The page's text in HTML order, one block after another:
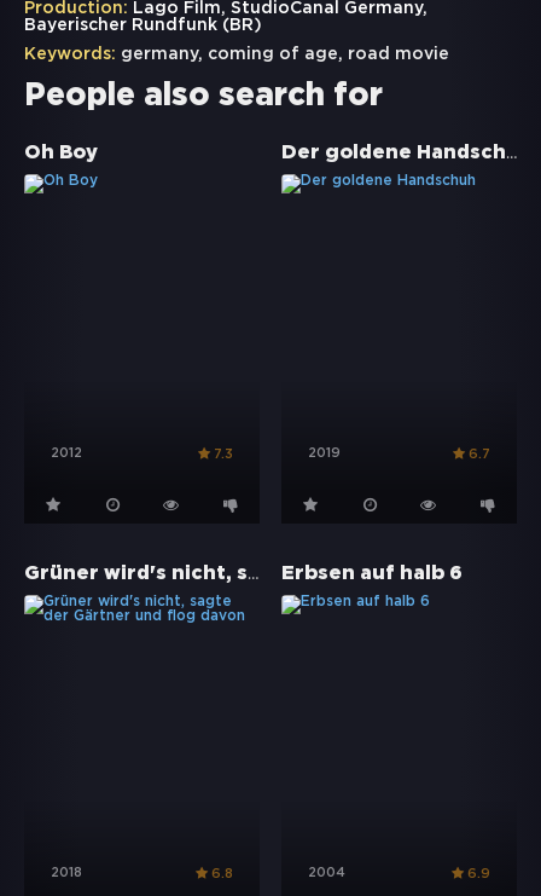
Production: Lago Film, StudioCanal Germany,
Bayerischer Rundfunk (BR)
Keywords: germany, coming of age, road movie
People also search for
Oh Boy
2012 7.3
Der goldene Handschuh
2019 6.7
Grüner wird's nicht, sagte der Gärtner und flog davon
2018 6.8
Erbsen auf halb 6
2004 6.9